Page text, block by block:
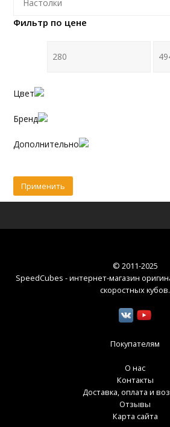
Настолки
Фильтр по цене
Цвет
Бренд
Дополнительно
© 2011-2025
SpeedCubes - интернет-магазин
скоростных кубов.
Покупателям
О нас
Контакты
Доставка, оплата и
Отзывы
Карта сайта